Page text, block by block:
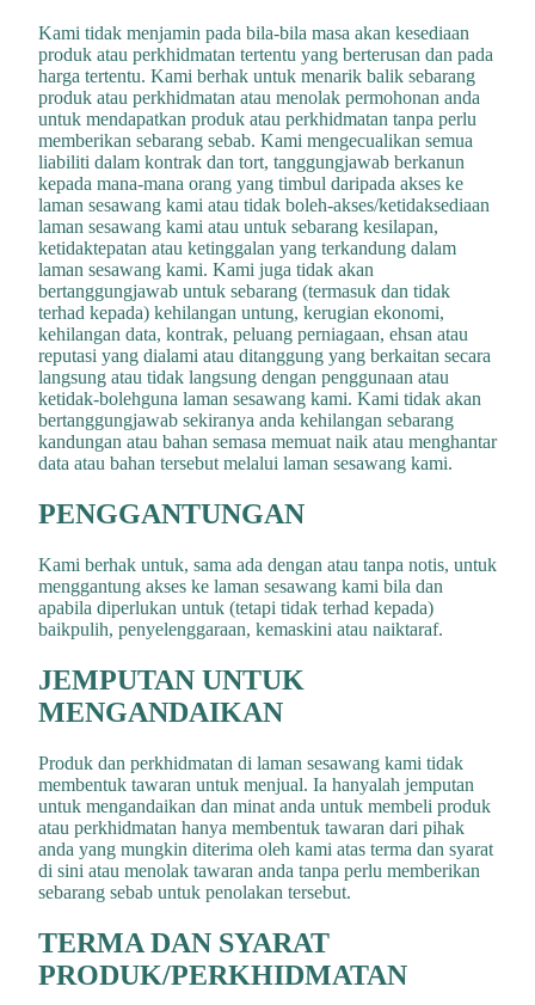
Kami tidak menjamin pada bila-bila masa akan kesediaan
produk atau perkhidmatan tertentu yang berterusan dan pada
harga tertentu. Kami berhak untuk menarik balik sebarang
produk atau perkhidmatan atau menolak permohonan anda
untuk mendapatkan produk atau perkhidmatan tanpa perlu
memberikan sebarang sebab. Kami mengecualikan semua
liabiliti dalam kontrak dan tort, tanggungjawab berkanun
kepada mana-mana orang yang timbul daripada akses ke
laman sesawang kami atau tidak boleh-akses/ketidaksediaan
laman sesawang kami atau untuk sebarang kesilapan,
ketidaktepatan atau ketinggalan yang terkandung dalam
laman sesawang kami. Kami juga tidak akan
bertanggungjawab untuk sebarang (termasuk dan tidak
terhad kepada) kehilangan untung, kerugian ekonomi,
kehilangan data, kontrak, peluang perniagaan, ehsan atau
reputasi yang dialami atau ditanggung yang berkaitan secara
langsung atau tidak langsung dengan penggunaan atau
ketidak-bolehguna laman sesawang kami. Kami tidak akan
bertanggungjawab sekiranya anda kehilangan sebarang
kandungan atau bahan semasa memuat naik atau menghantar
data atau bahan tersebut melalui laman sesawang kami.
PENGGANTUNGAN
Kami berhak untuk, sama ada dengan atau tanpa notis, untuk
menggantung akses ke laman sesawang kami bila dan
apabila diperlukan untuk (tetapi tidak terhad kepada)
baikpulih, penyelenggaraan, kemaskini atau naiktaraf.
JEMPUTAN UNTUK
MENGANDAIKAN
Produk dan perkhidmatan di laman sesawang kami tidak
membentuk tawaran untuk menjual. Ia hanyalah jemputan
untuk mengandaikan dan minat anda untuk membeli produk
atau perkhidmatan hanya membentuk tawaran dari pihak
anda yang mungkin diterima oleh kami atas terma dan syarat
di sini atau menolak tawaran anda tanpa perlu memberikan
sebarang sebab untuk penolakan tersebut.
TERMA DAN SYARAT
PRODUK/PERKHIDMATAN